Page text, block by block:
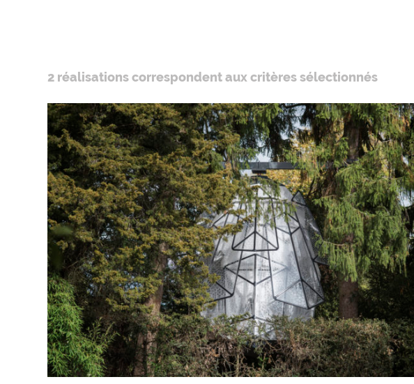
2 réalisations correspondent aux critères sélectionnés